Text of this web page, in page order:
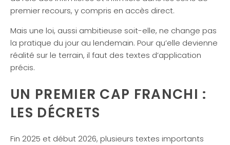
premier recours, y compris en accès direct.
Mais une loi, aussi ambitieuse soit-elle, ne change pas
la pratique du jour au lendemain. Pour qu’elle devienne
réalité sur le terrain, il faut des textes d’application
précis.
UN PREMIER CAP FRANCHI :
LES DÉCRETS
Fin 2025 et début 2026, plusieurs textes importants